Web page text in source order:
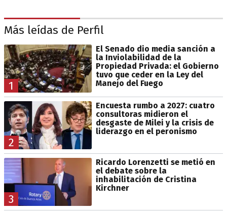
Más leídas de Perfil
1
El Senado dio media sanción a
la Inviolabilidad de la
Propiedad Privada: el Gobierno
tuvo que ceder en la Ley del
Manejo del Fuego
2
Encuesta rumbo a 2027: cuatro
consultoras midieron el
desgaste de Milei y la crisis de
liderazgo en el peronismo
3
Ricardo Lorenzetti se metió en
el debate sobre la
inhabilitación de Cristina
Kirchner